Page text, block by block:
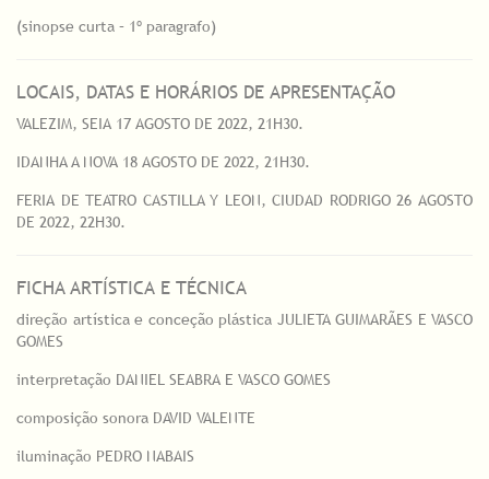
(sinopse curta – 1º paragrafo)
LOCAIS, DATAS E HORÁRIOS DE APRESENTAÇÃO
VALEZIM, SEIA 17 AGOSTO DE 2022, 21H30.
IDANHA A NOVA 18 AGOSTO DE 2022, 21H30.
FERIA DE TEATRO CASTILLA Y LEON, CIUDAD RODRIGO 26 AGOSTO
DE 2022, 22H30.
FICHA ARTÍSTICA E TÉCNICA
direção artística e conceção plástica JULIETA GUIMARÃES E VASCO
GOMES
interpretação DANIEL SEABRA E VASCO GOMES
composição sonora DAVID VALENTE
iluminação PEDRO NABAIS